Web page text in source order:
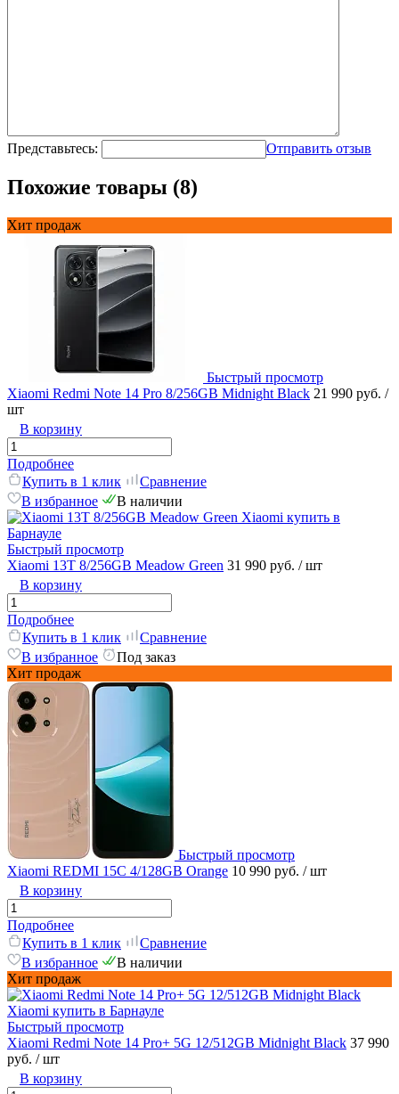
Представьтесь: Отправить отзыв
Похожие товары (8)
Хит продаж
Быстрый просмотр
Xiaomi Redmi Note 14 Pro 8/256GB Midnight Black 21 990 руб. /
шт
В корзину
Подробнее
Купить в 1 клик
Сравнение
В избранное
В наличии
Быстрый просмотр
Xiaomi 13T 8/256GB Meadow Green 31 990 руб. / шт
В корзину
Подробнее
Купить в 1 клик
Сравнение
В избранное
Под заказ
Хит продаж
Быстрый просмотр
Xiaomi REDMI 15C 4/128GB Orange 10 990 руб. / шт
В корзину
Подробнее
Купить в 1 клик
Сравнение
В избранное
В наличии
Хит продаж
Быстрый просмотр
Xiaomi Redmi Note 14 Pro+ 5G 12/512GB Midnight Black 37 990
руб. / шт
В корзину